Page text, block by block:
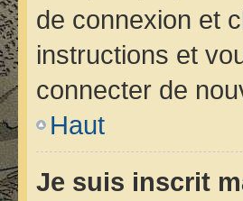
de connexion et
instructions et
connecter de
Haut
Je suis inscrit